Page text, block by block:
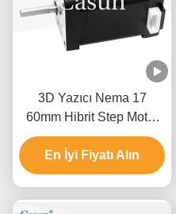
3D Yazıcı Nema 17
60mm Hibrit Step Motor
0.5A 0.78N.M 2 Faz
En İyi Fiyatı Alın